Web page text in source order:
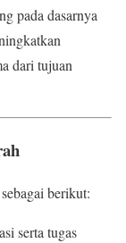
pada dasarnya
dari tujuan
berikut:
serta tugas